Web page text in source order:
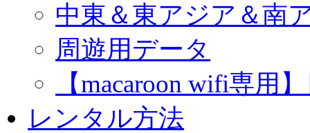
中東＆東アジア＆南
周遊用データ
【macaroon wifi専用
レンタル方法